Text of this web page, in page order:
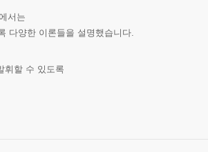
서는
다양한 이론들을 설명했습니다.
휘할 수 있도록